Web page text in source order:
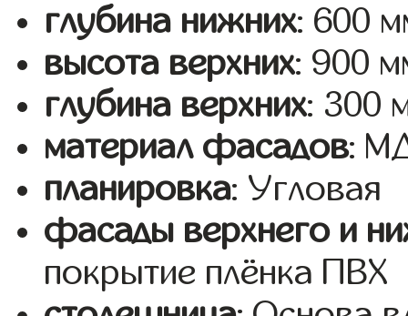
глубина нижних: 600
высота верхних: 900
глубина верхних: 300
материал фасадов:
планировка: Угловая
фасады верхнего и
покрытие плёнка ПВХ